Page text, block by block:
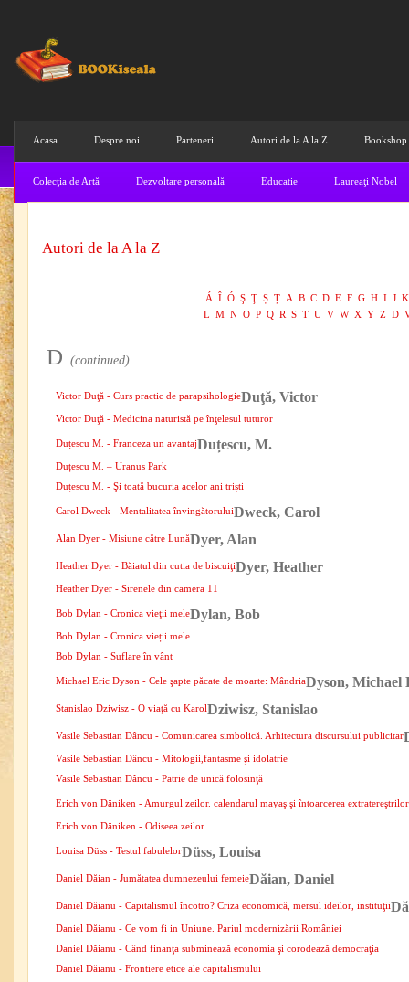
Acasa Despre noi Parteneri Autori de la A la Z Bookshop
Colecţia de Artă Dezvoltare personală Educatie Laureaţi Nobel
Autori de la A la Z
Á Î Ó Ş Ţ Ș Ț A B C D E F G H I J K
L M N O P Q R S T U V W X Y Z D
D (continued)
Duţă, Victor
Victor Duţă - Curs practic de parapsihologie
Victor Duţă - Medicina naturistă pe înţelesul tuturor
Duțescu, M.
Duțescu M. - Franceza un avantaj
Duțescu M. – Uranus Park
Duțescu M. - Şi toată bucuria acelor ani triști
Dweck, Carol
Carol Dweck - Mentalitatea învingătorului
Dyer, Alan
Alan Dyer - Misiune către Lună
Dyer, Heather
Heather Dyer - Băiatul din cutia de biscuiţi
Heather Dyer - Sirenele din camera 11
Dylan, Bob
Bob Dylan - Cronica vieţii mele
Bob Dylan - Cronica vieții mele
Bob Dylan - Suflare în vânt
Dyson, Michael
Michael Eric Dyson - Cele şapte păcate de moarte: Mândria
Dziwisz, Stanislao
Stanislao Dziwisz - O viaţă cu Karol
Vasile Sebastian Dâncu - Comunicarea simbolică. Arhitectura discursului publicitar
Vasile Sebastian Dâncu - Mitologii,fantasme şi idolatrie
Vasile Sebastian Dâncu - Patrie de unică folosinţă
Erich von Däniken - Amurgul zeilor. calendarul mayaş şi întoarcerea extratereştrilor
Erich von Däniken - Odiseea zeilor
Düss, Louisa
Louisa Düss - Testul fabulelor
Dăian, Daniel
Daniel Dăian - Jumătatea dumnezeului femeie
Daniel Dăianu - Capitalismul încotro? Criza economică, mersul ideilor, instituţii
Daniel Dăianu - Ce vom fi in Uniune. Pariul modernizării României
Daniel Dăianu - Când finanţa subminează economia şi corodează democraţia
Daniel Dăianu - Frontiere etice ale capitalismului